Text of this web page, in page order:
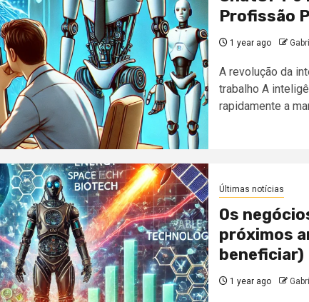
Profissão
1 year ago
A revolução da
trabalho A
rapidamente a
Últimas notícias
Os
próximos
beneficiar)
1 year ago